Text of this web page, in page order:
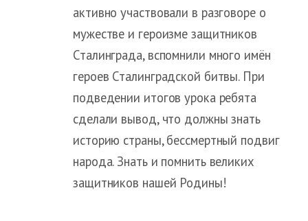
активно участвовали в разговоре о
мужестве и героизме защитников
Сталинграда, вспомнили много имён
героев Сталинградской битвы. При
подведении итогов урока ребята
сделали вывод, что должны знать
историю страны, бессмертный подвиг
народа. Знать и помнить великих
защитников нашей Родины!